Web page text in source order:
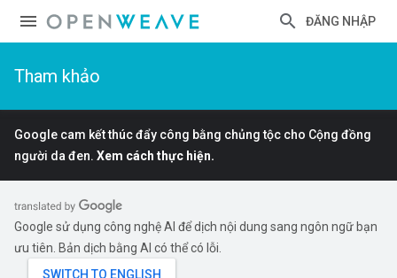
ĐĂNG NHẬP
Tham khảo
Google cam kết thúc đẩy công bằng chủng tộc cho Cộng đồng
người da đen. Xem cách thực hiện.
Google sử dụng công nghệ AI để dịch nội dung sang ngôn ngữ bạn
ưu tiên. Bản dịch bằng AI có thể có lỗi.